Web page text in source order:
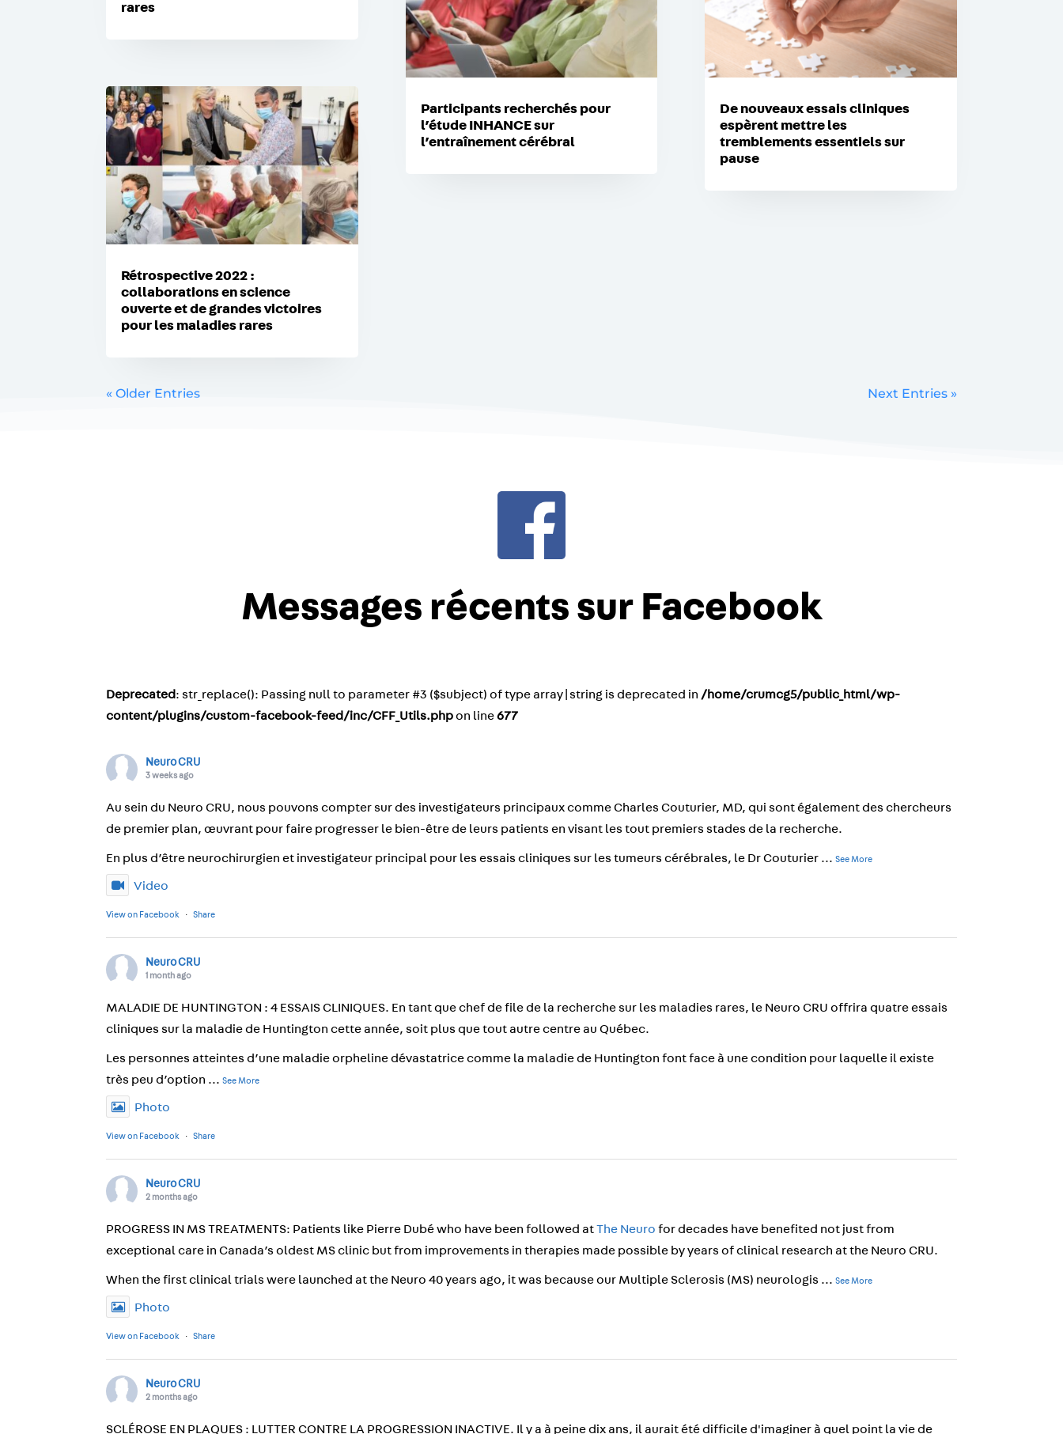
rares
Rétrospective 2022 :
collaborations en science
ouverte et de grandes victoires
pour les maladies rares
Participants recherchés pour
l’étude INHANCE sur
l’entraînement cérébral
De nouveaux essais cliniques
espèrent mettre les
tremblements essentiels sur
pause
« Older Entries Next Entries »
Messages récents sur Facebook
Deprecated: str_replace(): Passing null to parameter #3 ($subject) of type array|string is deprecated in /home/crumcg5/public_html/wp-
content/plugins/custom-facebook-feed/inc/CFF_Utils.phpon line677
Neuro CRU
3 weeks ago
Au sein du Neuro CRU, nous pouvons compter sur des investigateurs principaux comme Charles Couturier, MD, qui sont également des chercheurs
de premier plan, œuvrant pour faire progresser le bien-être de leurs patients en visant les tout premiers stades de la recherche.
En plus d’être neurochirurgien et investigateur principal pour les essais cliniques sur les tumeurs cérébrales, le Dr Couturier ...See More
Video
View on Facebook · Share
Neuro CRU
1 month ago
MALADIE DE HUNTINGTON : 4 ESSAIS CLINIQUES. En tant que chef de file de la recherche sur les maladies rares, le Neuro CRU offrira quatre essais
cliniques sur la maladie de Huntington cette année, soit plus que tout autre centre au Québec.
Les personnes atteintes d’une maladie orpheline dévastatrice comme la maladie de Huntington font face à une condition pour laquelle il existe
très peu d’option ...See More
Photo
View on Facebook · Share
Neuro CRU
2 months ago
PROGRESS IN MS TREATMENTS: Patients like Pierre Dubé who have been followed atThe Neuro for decades have benefited not just from
exceptional care in Canada’s oldest MS clinic but from improvements in therapies made possible by years of clinical research at the Neuro CRU.
When the first clinical trials were launched at the Neuro 40 years ago, it was because our Multiple Sclerosis (MS) neurologis ...See More
Photo
View on Facebook · Share
Neuro CRU
2 months ago
SCLÉROSE EN PLAQUES : LUTTER CONTRE LA PROGRESSION INACTIVE. Il y a à peine dix ans, il aurait été difficile d'imaginer à quel point la vie de